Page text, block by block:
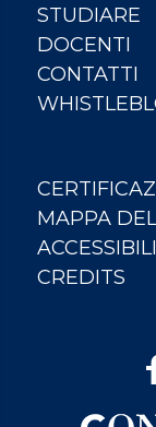
STUDIARE
DOCENTI
CONTATTI
MAPPA
CREDITS